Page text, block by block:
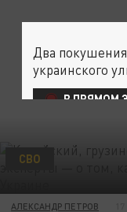
СВО
АЛЕКСАНДР ПЕТРОВ
Два
украинского
В ПРЯМОМ